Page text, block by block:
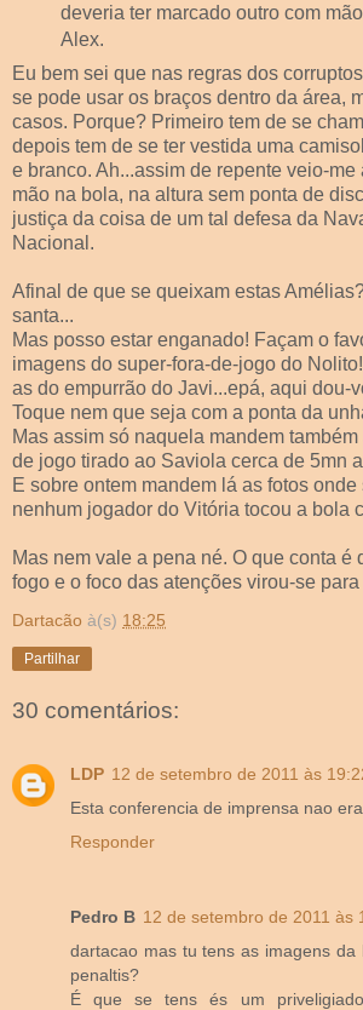
deveria ter marcado outro com
Alex.
Eu bem sei que nas regras dos
se pode usar os braços dentro da área,
casos. Porque? Primeiro tem de se
depois tem de se ter vestida uma
e branco. Ah...assim de repente veio-
mão na bola, na altura sem ponta de
justiça da coisa de um tal defesa da
Nacional.
Afinal de que se queixam estas
santa...
Mas posso estar enganado! Façam o
imagens do super-fora-de-jogo do
as do empurrão do Javi...epá, aqui dou-
Toque nem que seja com a ponta da
Mas assim só naquela mandem
de jogo tirado ao Saviola cerca de 5mn
E sobre ontem mandem lá as fotos
nenhum jogador do Vitória tocou a bola
Mas nem vale a pena né. O que conta é
fogo e o foco das atenções virou-se
Dartacão à(s) 18:25
Partilhar
30 comentários:
LDP 12 de setembro de 2011 às
Esta conferencia de imprensa nao
Responder
Pedro B 12 de setembro de 2011 às
dartacao mas tu tens as imagens
penaltis?
É que se tens és um